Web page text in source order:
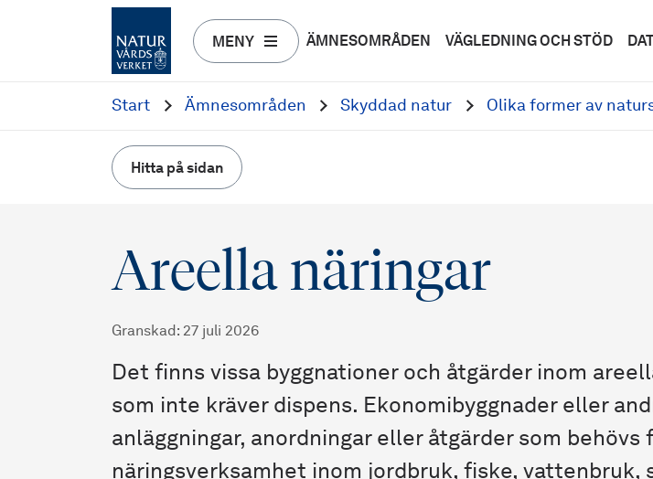
MENY ÄMNESOMRÅDEN VÄGLEDNING OCH STÖD
Start Ämnesområden Skyddad natur Olika former av
Hitta på sidan
Areella näringar
Granskad : 27 juli 2026
Det finns vissa byggnationer och åtgärder inom
som inte kräver dispens. Ekonomibyggnader eller
anläggningar, anordningar eller åtgärder som behövs
näringsverksamhet inom jordbruk, fiske, vattenbruk,